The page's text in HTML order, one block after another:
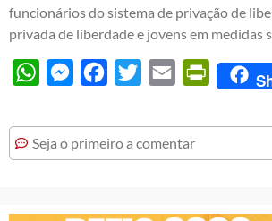
funcionários do sistema de privação de
privada de liberdade e jovens em medidas
WhatsAppMessengerFacebook
Twitter Email
Seja o primeiro a comentar